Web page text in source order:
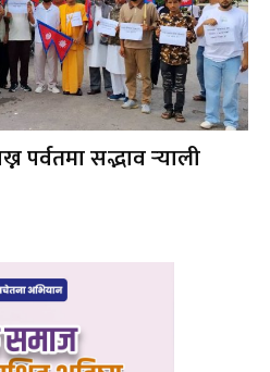
पर्वतमा सद्भाव र्‍याली